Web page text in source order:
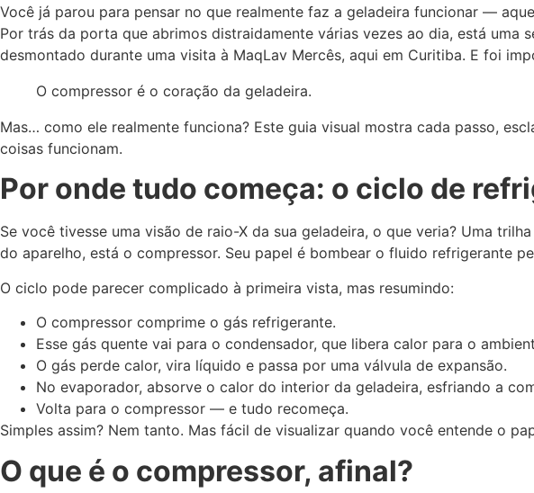
Você já parou para pensar no que realmente faz a geladeira funcionar —
Por trás da porta que abrimos distraidamente várias vezes ao dia, está
desmontado durante uma visita à MaqLav Mercês, aqui em Curitiba. E foi
O compressor é o coração da geladeira.
Mas… como ele realmente funciona? Este guia visual mostra cada passo,
coisas funcionam.
Por onde tudo começa: o ciclo de
Se você tivesse uma visão de raio-X da sua geladeira, o que veria? Uma
do aparelho, está o compressor. Seu papel é bombear o fluido refrigerante
O ciclo pode parecer complicado à primeira vista, mas resumindo:
O compressor comprime o gás refrigerante.
Esse gás quente vai para o condensador, que libera calor para o
O gás perde calor, vira líquido e passa por uma válvula de expansão.
No evaporador, absorve o calor do interior da geladeira, esfriando a
Volta para o compressor — e tudo recomeça.
Simples assim? Nem tanto. Mas fácil de visualizar quando você entende o
O que é o compressor, afinal?